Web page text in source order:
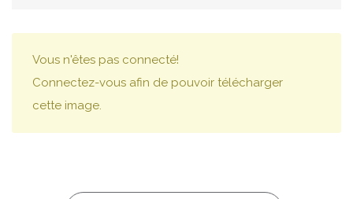
Vous n'êtes pas connecté!
Connectez-vous afin de pouvoir télécharger
cette image.